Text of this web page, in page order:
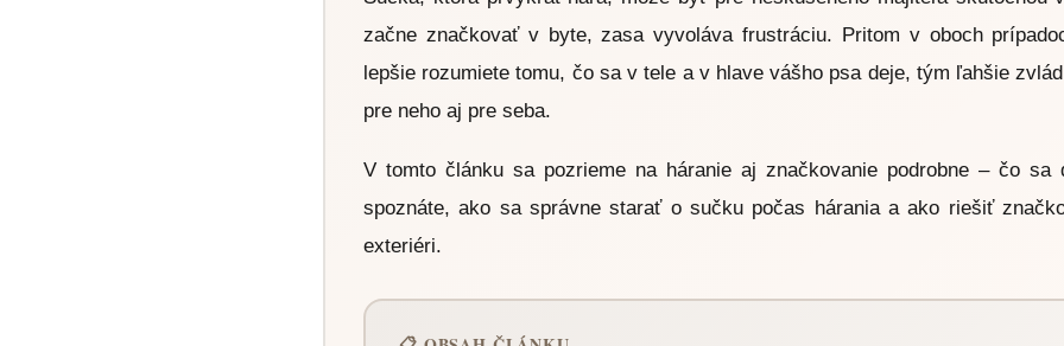
začne značkovať v byte, zasa vyvoláva frustráciu. Pritom v oboch
lepšie rozumiete tomu, čo sa v tele a v hlave vášho psa deje, tým ľahšie
pre neho aj pre seba.
V tomto článku sa pozrieme na háranie aj značkovanie podrobne – čo
spoznáte, ako sa správne starať o sučku počas hárania a ako riešiť
exteriéri.